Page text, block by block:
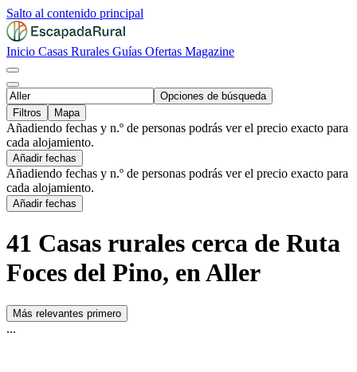
Salto al contenido principal
Inicio Casas Rurales Guías Ofertas Magazine
Opciones de búsqueda
Filtros
Mapa
Añadiendo fechas y n.º de personas podrás ver el precio exacto para
cada alojamiento.
Añadir fechas
Añadiendo fechas y n.º de personas podrás ver el precio exacto para
cada alojamiento.
Añadir fechas
41 Casas rurales cerca de Ruta
Foces del Pino, en Aller
Más relevantes primero
...